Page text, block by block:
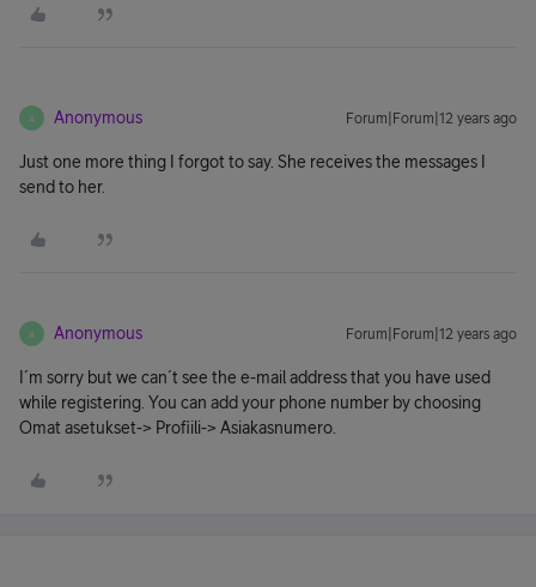
A Anonymous Forum|Forum|12 years ago
Just one more thing I forgot to say. She receives the messages I
send to her.
A Anonymous Forum|Forum|12 years ago
I´m sorry but we can´t see the e-mail address that you have used
while registering. You can add your phone number by choosing
Omat asetukset-> Profiili-> Asiakasnumero.